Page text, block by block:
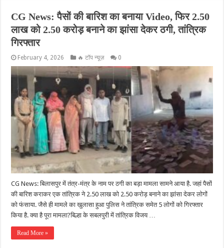
CG News: पैसों की बारिश का बनाया Video, फिर 2.50
लाख को 2.50 करोड़ बनाने का झांसा देकर ठगी, तांत्रिक
गिरफ्तार
February 4, 2026 🔥 टॉप न्यूज़ 0
CG News: बिलासपुर में तंत्र-मंत्र के नाम पर ठगी का बड़ा मामला सामने आया है. जहां पैसों
की बारिश कराकर एक तांत्रिक ने 2.50 लाख को 2.50 करोड़ बनाने का झांसा देकर लोगों
को फंसाया. जैसे ही मामले का खुलासा हुआ पुलिस ने तांत्रिक समेत 5 लोगों को गिरफ्तार
किया है. क्या है पूरा मामला?बिल्हा के सबलपुरी में तांत्रिक विजय …
Read More »